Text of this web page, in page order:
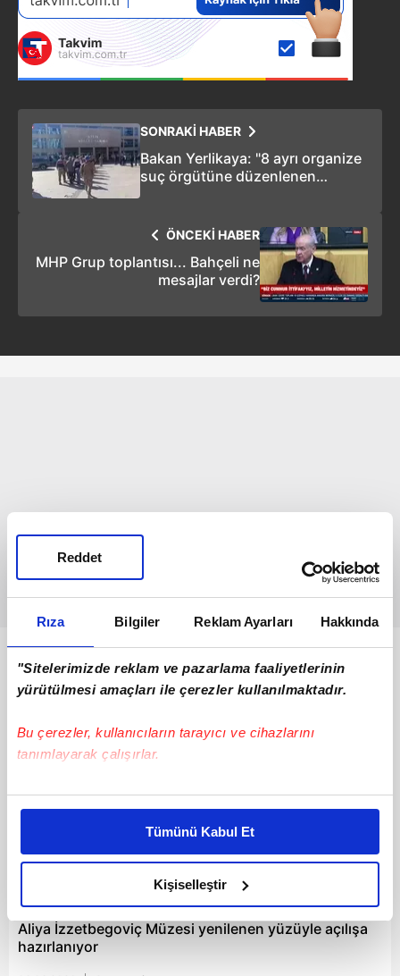
Rıza Bilgiler Reklam Ayarları Hakkında
"Sitelerimizde reklam ve pazarlama faaliyetlerinin
yürütülmesi amaçları ile çerezler kullanılmaktadır.
Bu çerezler, kullanıcıların tarayıcı ve cihazlarını
tanımlayarak çalışırlar.
Bu çerezlere izin vermeniz halinde sizlere özel
daha iyi reklam deneyimi yaşatabiliriz. Bunu yaparken
amacımızın size daha iyi bir reklam deneyimi sunmak
olduğunu ve sizlere en iyi içerikleri sunabilmek adına
elimizden gelen çabayı gösterdiğimizi ve bu noktada,
reklamların maliyetlerimizi karşılamak noktasında tek gelir
kalemimiz olduğunu sizlere hatırlatmak isteriz.
Tümünü Kabul Et
Kişiselleştir
Reddet
SONRAKİ HABER
Bakan Yerlikaya: "8 ayrı organize
suç örgütüne düzenlenen
ÖNCEKİ HABER
MHP Grup toplantısı... Bahçeli ne
mesajlar verdi?
Bunlar da Var
Aliya İzzetbegoviç Müzesi yenilenen yüzüyle açılışa
hazırlanıyor